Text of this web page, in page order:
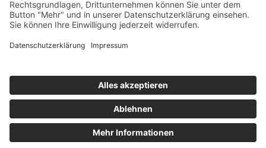
Das Geschäftszimmer des TSV ist am 28.10.25 nicht besetzt!
Ausweichtermin ist der 27.10.25 von 18-19 Uhr.
Copyright 2018. All Rights Reserved.
Cookie-Einstellungen
hueddersen.de